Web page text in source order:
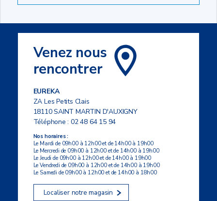
Venez nous
rencontrer
EUREKA
ZA Les Petits Clais
18110 SAINT MARTIN D'AUXIGNY
Téléphone :02 48 64 15 94
Nos horaires :
Le Mardi de 09h00 à 12h00 et de 14h00 à 19h00
Le Mercredi de 09h00 à 12h00 et de 14h00 à 19h00
Le Jeudi de 09h00 à 12h00 et de 14h00 à 19h00
Le Vendredi de 09h00 à 12h00 et de 14h00 à 19h00
Le Samedi de 09h00 à 12h00 et de 14h00 à 18h00
Localiser notre magasin